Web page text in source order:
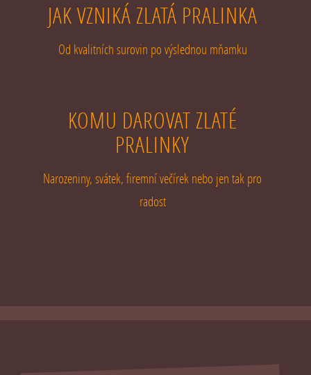
JAK VZNIKÁ ZLATÁ PRALINKA
Od kvalitních surovin po výslednou mňamku
KOMU DAROVAT ZLATÉ
PRALINKY
Narozeniny, svátek, firemní večírek nebo jen tak pro
radost